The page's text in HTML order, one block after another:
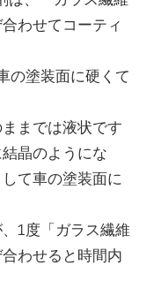
わせてコーティ
の塗装面に硬くて
までは液状です
晶のようにな
て車の塗装面に
1度「ガラス繊維
わせると時間内